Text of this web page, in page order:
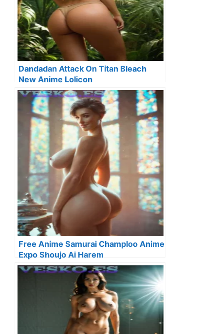
Dandadan Attack On Titan Bleach
New Anime Lolicon
Free Anime Samurai Champloo Anime
Expo Shoujo Ai Harem